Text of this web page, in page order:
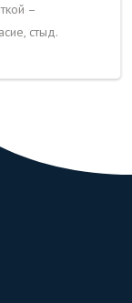
–
стыд.